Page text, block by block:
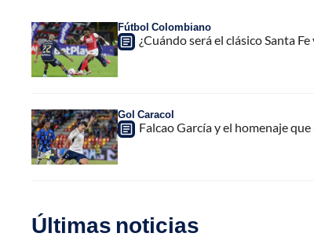
Fútbol Colombiano
¿Cuándo será el clásico Santa
Gol Caracol
Falcao García y el homenaje
Últimas noticias